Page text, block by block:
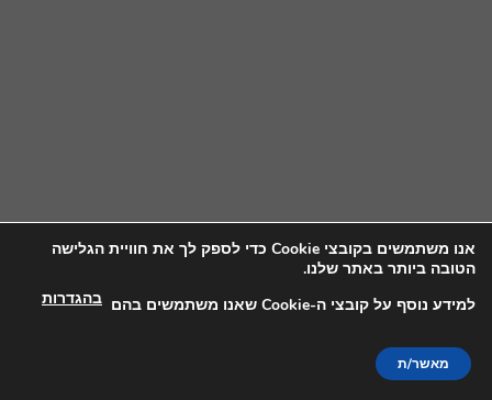
אנו משתמשים בקובצי Cookie כדי לספק לך את חוויית הגלישה
הטובה ביותר באתר שלנו.
למידע נוסף על קובצי ה-Cookie שאנו משתמשים בהם
בהגדרות
מאשר/ת